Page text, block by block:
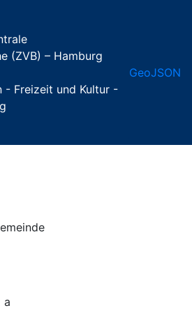
(ZVB) – Hamburg
- Freizeit und Kultur -
GeoJSON
a